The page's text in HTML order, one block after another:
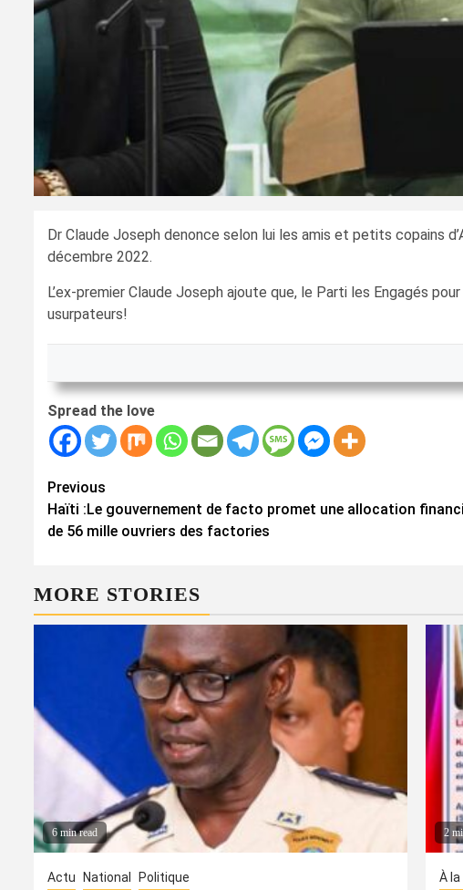
Dr Claude Joseph denonce selon lui les amis et petits copains
décembre 2022.
L’ex-premier Claude Joseph ajoute que, le Parti les Engagés
usurpateurs!
Spread the love
Continue
Reading
Previous
Haïti :Le gouvernement de facto promet une allocation
de 56 mille ouvriers des factories
MORE STORIES
6 min read
Actu National Politique
2
À la